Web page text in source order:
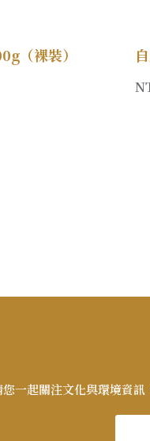
（裸裝）
一起關注文化與環境資